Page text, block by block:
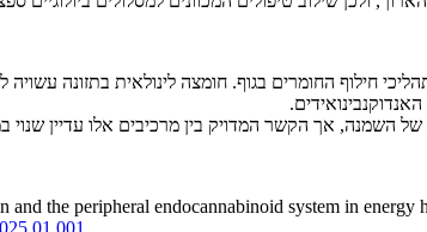
חילוף החומרים בגוף. חומצה לינולאית בתזונה
השמנה, אך הקשר המדויק בין מרכיבים אלו עדיין שנוי
the peripheral endocannabinoid system in energy